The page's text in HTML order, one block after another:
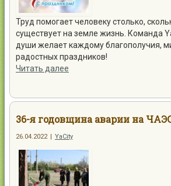
Труд помогает человеку столько,
существует на земле жизнь. Команда
души желает каждому благополучия,
радостных праздников!
Читать далее
36-я годовщина аварии на
26.04.2022 YaCity